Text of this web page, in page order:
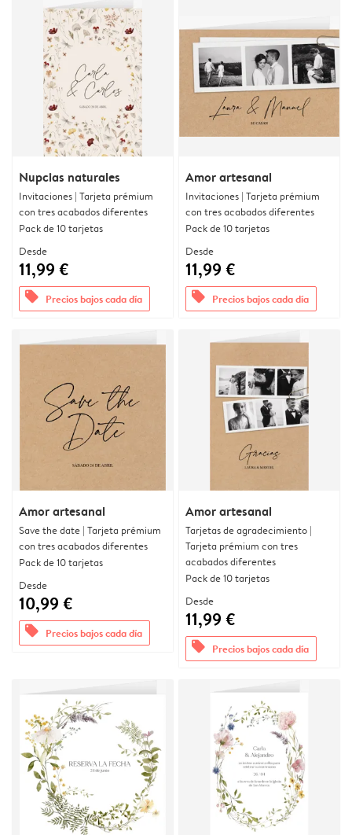
Nupcias naturales
Invitaciones | Tarjeta prémium
con tres acabados diferentes
Pack de 10 tarjetas
Desde
11,99 €
offers Precios bajos cada día
Amor artesanal
Invitaciones | Tarjeta prémium
con tres acabados diferentes
Pack de 10 tarjetas
Desde
11,99 €
offers Precios bajos cada día
Amor artesanal
Save the date | Tarjeta prémium
con tres acabados diferentes
Pack de 10 tarjetas
Desde
10,99 €
offers Precios bajos cada día
Amor artesanal
Tarjetas de agradecimiento |
Tarjeta prémium con tres
acabados diferentes
Pack de 10 tarjetas
Desde
11,99 €
offers Precios bajos cada día